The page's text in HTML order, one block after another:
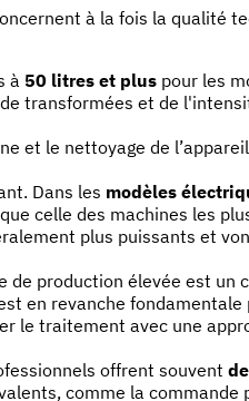
à la fois la qualité
à 50 litres et pluspour les
transformées et de
et le nettoyage de
Dans les modèles
celle des machines les
plus puissants et
de production élevée est un
en revanche fondamentale
le traitement avec une
offrent souvent
comme la commande